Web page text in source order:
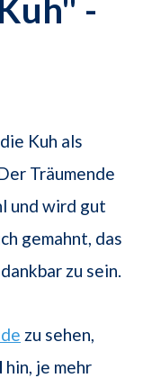
-
Kuh als
Träumende
und wird gut
gemahnt, das
zu sein.
zu sehen,
hin, je mehr